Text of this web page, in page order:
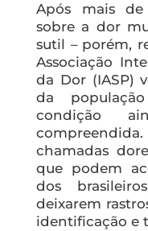
Após mais
sobre a dor
sutil – porém,
Associação
da Dor (IASP)
da
condição
chamadas
que podem
dos
deixarem
identificação e